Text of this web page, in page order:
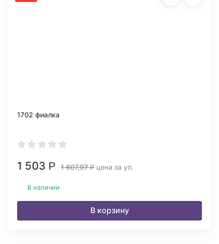
1702 фиалка
1 503 Р 1 607,97Р цена за уп.
В наличии
В корзину